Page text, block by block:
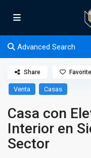
Advanced Search
Venta Casas
Casa con
Interior en
Sector
Share Favorite